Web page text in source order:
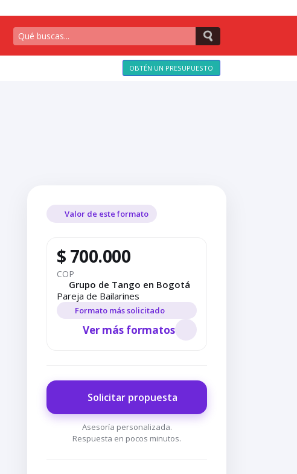
OBTÉN UN PRESUPUESTO
Valor de este formato
$ 700.000
COP
Grupo de Tango en Bogotá
Pareja de Bailarines
Formato más solicitado
Ver más formatos
Solicitar propuesta
Asesoría personalizada.
Respuesta en pocos minutos.